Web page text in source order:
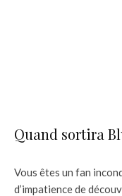
Quand sortira
Vous êtes un fan
d’impatience de